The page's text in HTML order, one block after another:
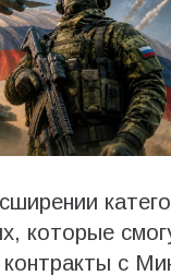
которые
контракты с